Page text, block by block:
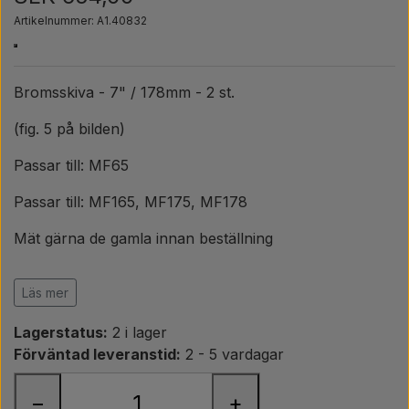
PTO axlar GARDLOC
Verkstad/ Verktyg
Erbjudande
Artikelnummer: A1.40832
Bromsskiva - 7" / 178mm - 2 st.
(fig. 5 på bilden)
Passar till: MF65
Passar till: MF165, MF175, MF178
Mät gärna de gamla innan beställning
OEM ref.
Ford / New Holland
9508667, 9512098
Landini
1810350M91, 183515M92, 1753117M91, 1021314M91,
764805M92, 1810335M91, 1884029M91, 3910276M91
Läs mer
Lagerstatus: 2 i lager
Förväntad leveranstid: 2 - 5 vardagar
− +